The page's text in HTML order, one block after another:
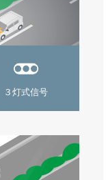
３灯式信号